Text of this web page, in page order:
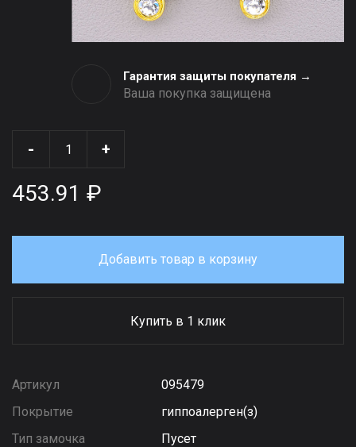
Гарантия защиты покупателя →
Ваша покупка защищена
- +
453.91 ₽
Добавить товар в корзину
Купить в 1 клик
Артикул
095479
Покрытие
гиппоалерген(з)
Тип замочка
Пусет